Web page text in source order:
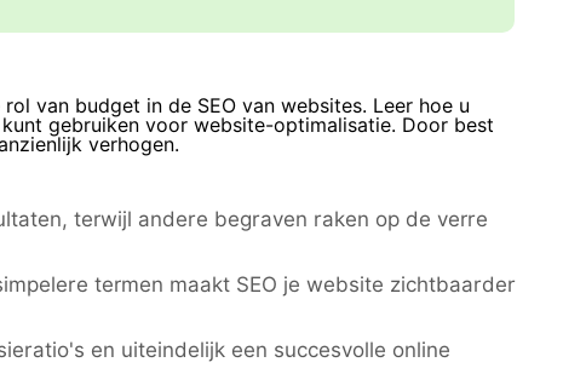
van budget in de SEO van websites. Leer hoe u
gebruiken voor website-optimalisatie. Door best
verhogen.
terwijl andere begraven raken op de verre
termen maakt SEO je website zichtbaarder
en uiteindelijk een succesvolle online